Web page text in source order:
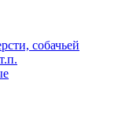
собачьей